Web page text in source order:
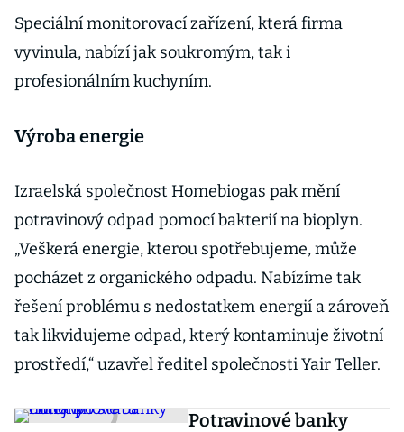
kvalitu
Speciální monitorovací zařízení, která firma
vyvinula, nabízí jak soukromým, tak i
profesionálním kuchyním.
Výroba energie
Izraelská společnost Homebiogas pak mění
potravinový odpad pomocí bakterií na bioplyn.
„Veškerá energie, kterou spotřebujeme, může
pocházet z organického odpadu. Nabízíme tak
řešení problému s nedostatkem energií a zároveň
tak likvidujeme odpad, který kontaminuje životní
prostředí,“ uzavřel ředitel společnosti Yair Teller.
Potravinové banky